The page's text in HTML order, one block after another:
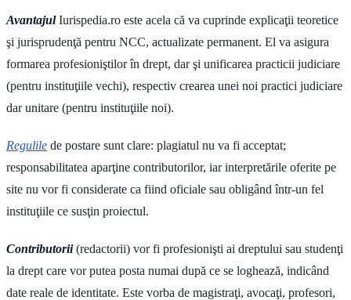
AvantajulIurispedia.ro este acela că va cuprinde explicaţii teoretice
şi jurisprudenţă pentru NCC, actualizate permanent. El va asigura
formarea profesioniştilor în drept, dar şi unificarea practicii judiciare
(pentru instituţiile vechi), respectiv crearea unei noi practici judiciare
dar unitare (pentru instituţiile noi).
Regulile de postare sunt clare: plagiatul nu va fi acceptat;
responsabilitatea aparţine contributorilor, iar interpretările oferite pe
site nu vor fi considerate ca fiind oficiale sau obligând într-un fel
instituţiile ce susţin proiectul.
Contributorii(redactorii) vor fi profesionişti ai dreptului sau studenţi
la drept care vor putea posta numai după ce se loghează, indicând
date reale de identitate. Este vorba de magistraţi, avocaţi, profesori,